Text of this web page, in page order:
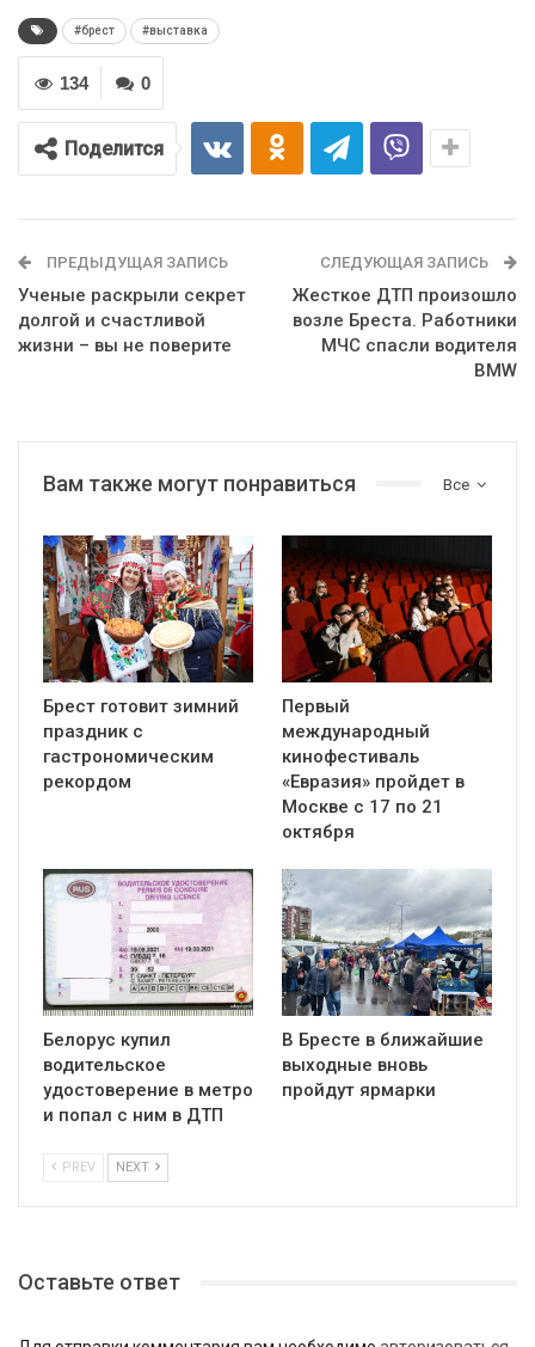
#брест #выставка
0
134
Поделится
ПРЕДЫДУЩАЯ ЗАПИСЬ
Ученые раскрыли секрет
долгой и счастливой
жизни – вы не поверите
СЛЕДУЮЩАЯ ЗАПИСЬ
Жесткое ДТП произошло
возле Бреста. Работники
МЧС спасли водителя
BMW
Все
Вам также могут понравиться
Брест готовит зимний
праздник с
гастрономическим
рекордом
Первый
международный
кинофестиваль
«Евразия» пройдет в
Москве с 17 по 21
октября
Белорус купил
водительское
удостоверение в метро
и попал с ним в ДТП
В Бресте в ближайшие
выходные вновь
пройдут ярмарки
PREV NEXT
Оставьте ответ